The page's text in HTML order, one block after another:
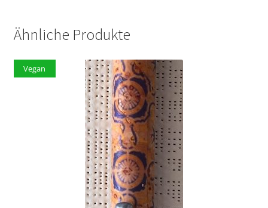
Ähnliche Produkte
Vegan